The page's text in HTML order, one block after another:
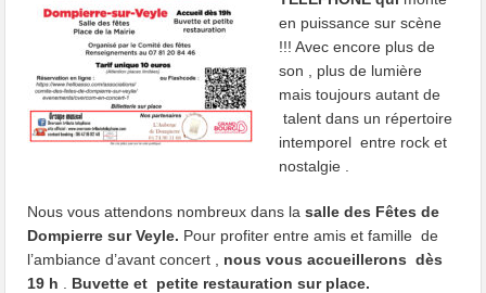
en puissance sur scène
!!! Avec encore plus de
son , plus de lumière
mais toujours autant de
talent dans un répertoire
intemporel entre rock et
nostalgie .
Nous vous attendons nombreux dans lasalle des Fêtes de
Dompierre sur Veyle. Pour profiter entre amis et famille de
l’ambiance d’avant concert ,
nous vous accueillerons dès
19 h
Buvette et petite restauration sur place.